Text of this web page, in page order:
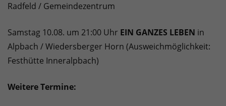
Radfeld / Gemeindezentrum
Samstag 10.08. um 21:00 Uhr EIN GANZES LEBEN in
Alpbach / Wiedersberger Horn (Ausweichmöglichkeit:
Festhütte Inneralpbach)
Weitere Termine: